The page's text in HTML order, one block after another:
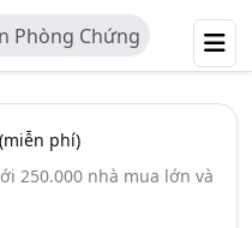
Phòng Chứng
(miễn phí)
250.000 nhà mua lớn và